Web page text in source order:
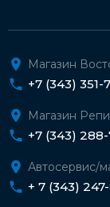
Магазин
+7 (343) 351-
Магазин
+7 (343)
Автосервис/
+ 7 (343)